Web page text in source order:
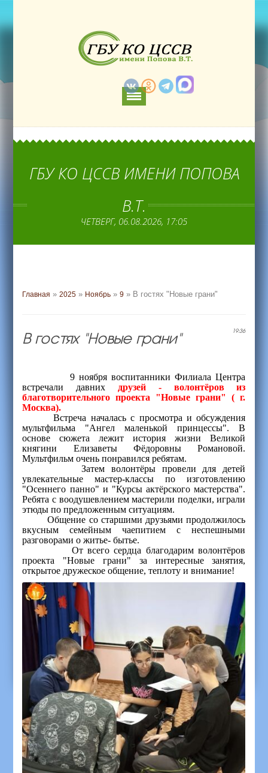
ГБУ КО ЦССВ ИМЕНИ ПОПОВА
В.Т.
ЧЕТВЕРГ, 06.08.2026, 17:05
Главная »2025 » Ноябрь » 9 » В гостях "Новые грани"
19:36
В гостях "Новые грани"
9 ноября воспитанники Филиала Центра
встречали давних друзей - волонтёров из
благотворительного проекта "Новые грани" ( г.
Москва).
Встреча началась с просмотра и обсуждения
мультфильма "Ангел маленькой принцессы". В
основе сюжета лежит история жизни Великой
княгини Елизаветы Фёдоровны Романовой.
Мультфильм очень понравился ребятам.
Затем волонтёры провели для детей
увлекательные мастер-классы по изготовлению
"Осеннего панно" и "Курсы актёрского мастерства".
Ребята с воодушевлением мастерили поделки, играли
этюды по предложенным ситуациям.
Общение со старшими друзьями продолжилось
вкусным семейным чаепитием с неспешными
разговорами о житье- бытье.
От всего сердца благодарим волонтёров
проекта "Новые грани" за интересные занятия,
открытое дружеское общение, теплоту и внимание!